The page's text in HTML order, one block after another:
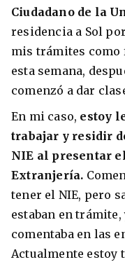
Ciudadano de la
residencia a Sol
mis trámites como
esta semana,
comenzó a dar
En mi caso, estoy
trabajar y residir
NIE al presentar
Extranjería.
tener el NIE, pero
estaban en
comentaba en las
Actualmente estoy